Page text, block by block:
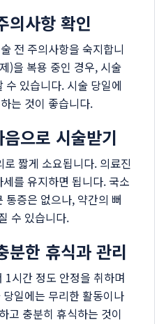
의사항 확인
전 주의사항을 숙지합니
)을 복용 중인 경우, 시술
수 있습니다. 시술 당일에
는 것이 좋습니다.
으로 시술받기
짧게 소요됩니다. 의료진
를 유지하면 됩니다. 국소
통증은 없으나, 약간의 뻐
수 있습니다.
분한 휴식과 관리
시간 정도 안정을 취하며
일에는 무리한 활동이나
고 충분히 휴식하는 것이